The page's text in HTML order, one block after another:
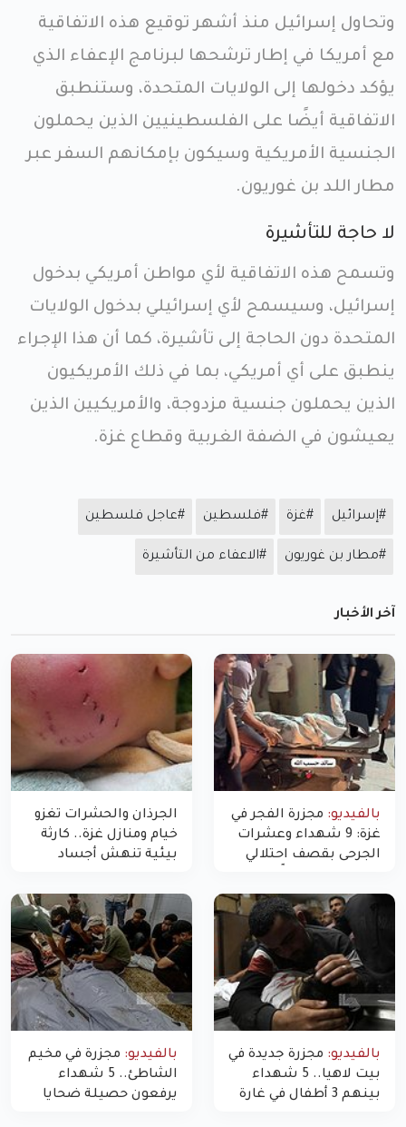
وتحاول إسرائيل منذ أشهر توقيع هذه الاتفاقية
مع أمريكا في إطار ترشحها لبرنامج الإعفاء الذي
يؤكد دخولها إلى الولايات المتحدة، وستنطبق
الاتفاقية أيضًا على الفلسطينيين الذين يحملون
الجنسية الأمريكية وسيكون بإمكانهم السفر عبر
مطار اللد بن غوريون.
لا حاجة للتأشيرة
وتسمح هذه الاتفاقية لأي مواطن أمريكي بدخول
إسرائيل، وسيسمح لأي إسرائيلي بدخول الولايات
المتحدة دون الحاجة إلى تأشيرة، كما أن هذا الإجراء
ينطبق على أي أمريكي، بما في ذلك الأمريكيون
الذين يحملون جنسية مزدوجة، والأمريكيين الذين
يعيشون في الضفة الغربية وقطاع غزة.
#إسرائيل #غزة #فلسطين #عاجل فلسطين
#مطار بن غوريون #الاعفاء من التأشيرة
آخر الأخبار
بالفيديو: مجزرة الفجر في
غزة: 9 شهداء وعشرات
الجرحى بقصف احتلالي
الجرذان والحشرات تغزو
خيام ومنازل غزة.. كارثة
بيئية تنهش أجساد
بالفيديو: مجزرة جديدة في
بيت لاهيا.. 5 شهداء
بينهم 3 أطفال في غارة
بالفيديو: مجزرة في مخيم
الشاطئ.. 5 شهداء
يرفعون حصيلة ضحايا